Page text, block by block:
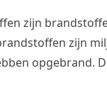
zijn
zijn
opgebrand.